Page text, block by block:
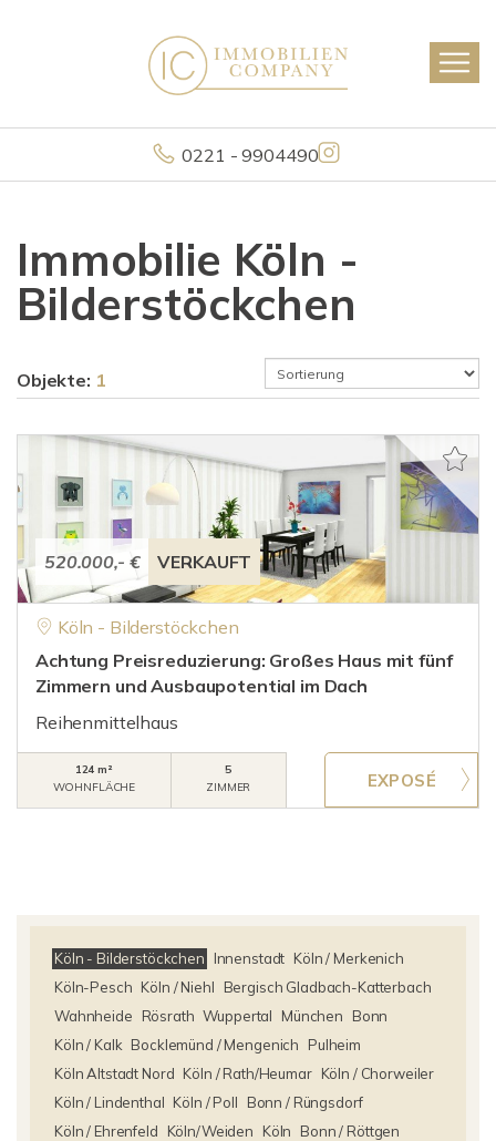
0221 - 9904490
Immobilie Köln -
Bilderstöckchen
Objekte: 1
520.000,- € VERKAUFT
Köln - Bilderstöckchen
Achtung Preisreduzierung: Großes Haus mit fünf
Zimmern und Ausbaupotential im Dach
Reihenmittelhaus
124 m²
WOHNFLÄCHE
5
ZIMMER
Köln - Bilderstöckchen Innenstadt Köln / Merkenich
Köln-Pesch Köln / Niehl
Bergisch Gladbach-Katterbach
Wahnheide
Rösrath Wuppertal München
Bonn
Köln / Kalk Bocklemünd / Mengenich
Pulheim
Köln Altstadt Nord Köln / Rath/Heumar Köln / Chorweiler
Köln / Lindenthal Köln / Poll
Bonn / Rüngsdorf
Köln / Ehrenfeld
Köln/Weiden Köln
Bonn / Röttgen